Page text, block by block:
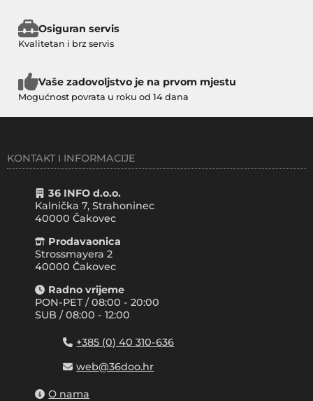
Osiguran servis
Kvalitetan i brz servis
Vaše zadovoljstvo je na prvom mjestu
Mogućnost povrata u roku od 14 dana
KONTAKT I INFORMACIJE
36 INFO d.o.o.
Kalnička 7, Strahoninec
40000 Čakovec
Prodavaonica
Strossmayera 2
40000 Čakovec
Radno vrijeme
PON-PET / 08:00 - 20:00
SUB / 08:00 - 12:00
+385 (0) 40 310-636
web@36doo.hr
O nama